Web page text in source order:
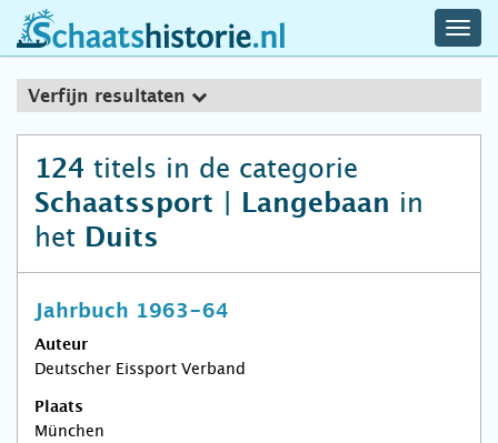
schaatshistorie.nl
Verfijn resultaten
124 titels in de categorie
Schaatssport | Langebaan in
het Duits
Jahrbuch 1963-64
Auteur
Deutscher Eissport Verband
Plaats
München